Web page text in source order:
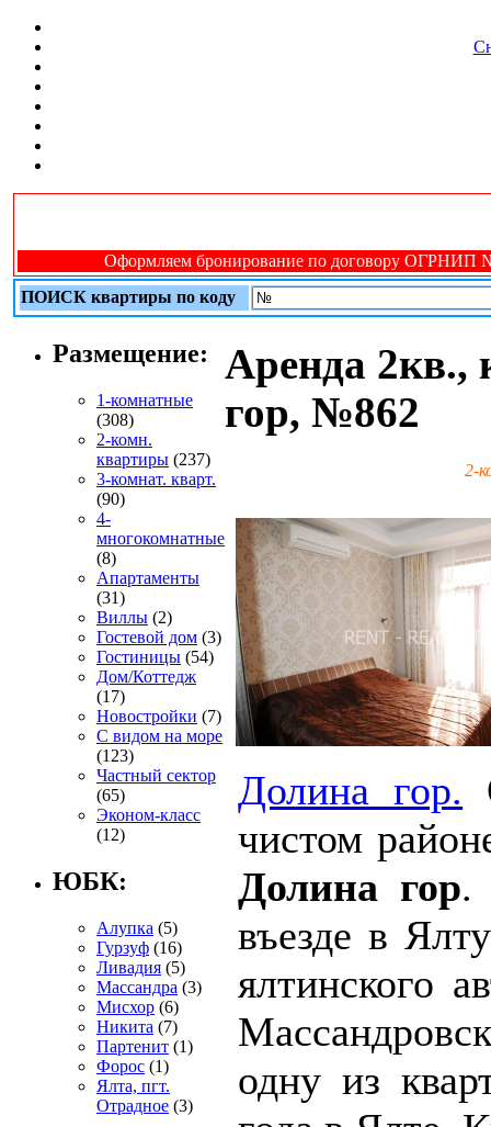
Оформляем бронирование по договору ОГРНИП №
ПОИСК квартиры по коду
Размещение:
1-комнатные
(308)
2-комн.
квартиры (237)
3-комнат. кварт.
(90)
4-
многокомнатные
(8)
Апартаменты
(31)
Виллы (2)
Гостевой дом (3)
Гостиницы (54)
Дом/Коттедж
(17)
Новостройки (7)
С видом на море
(123)
Частный сектор
(65)
Эконом-класс
(12)
ЮБК:
Алупка (5)
Гурзуф (16)
Ливадия (5)
Массандра (3)
Мисхор (6)
Никита (7)
Партенит (1)
Форос (1)
Ялта, пгт.
Отрадное (3)
Аренда 2кв.,
гор, №862
2-
Долина гор.
чистом
Долина гор.
въезде в
ялтинского
одну из